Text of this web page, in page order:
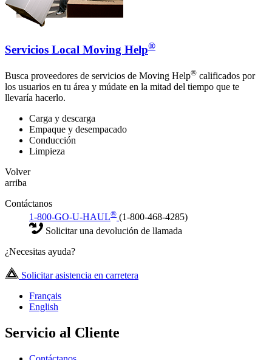
Servicios Local Moving Help®
Busca proveedores de servicios de Moving Help® calificados por
los usuarios en tu área y múdate en la mitad del tiempo que te
llevaría hacerlo.
Carga y descarga
Empaque y desempacado
Conducción
Limpieza
Volver
arriba
Contáctanos
1-800-GO-U-HAUL® (1-800-468-4285)
Solicitar una devolución de llamada
¿Necesitas ayuda?
Solicitar asistencia en carretera
Français
English
Servicio al Cliente